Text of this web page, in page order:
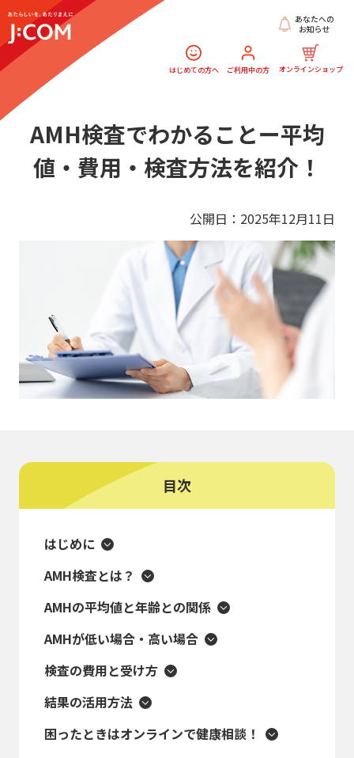
はじめての方へ ご利用中の方 オンラインショップ
あなたへの
お知らせ
AMH検査でわかることー平均
値・費用・検査方法を紹介！
公開日：2025年12月11日
目次
はじめに
AMH検査とは？
AMHの平均値と年齢との関係
AMHが低い場合・高い場合
検査の費用と受け方
結果の活用方法
困ったときはオンラインで健康相談！